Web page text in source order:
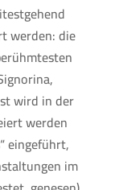
werden: die
wird in der
werden
eingeführt,
im